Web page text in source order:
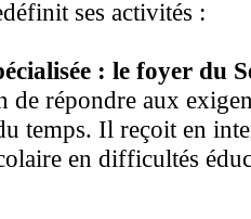
ses activités :
: le foyer du
de répondre aux
temps. Il reçoit en
en difficultés